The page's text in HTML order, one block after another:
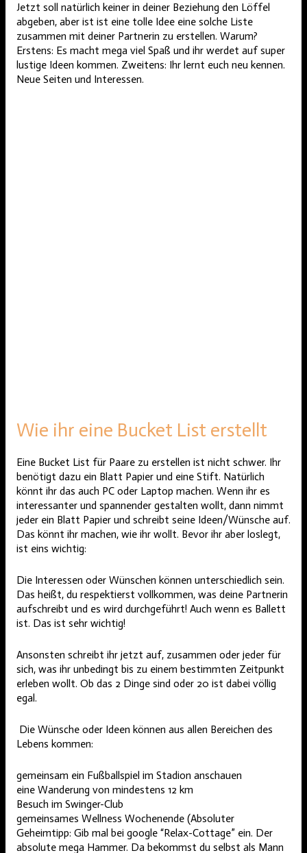
Jetzt soll natürlich keiner in deiner Beziehung den Löffel
abgeben, aber ist ist eine tolle Idee eine solche Liste
zusammen mit deiner Partnerin zu erstellen. Warum?
Erstens: Es macht mega viel Spaß und ihr werdet auf super
lustige Ideen kommen. Zweitens: Ihr lernt euch neu kennen.
Neue Seiten und Interessen.
Wie ihr eine Bucket List erstellt
Eine Bucket List für Paare zu erstellen ist nicht schwer. Ihr
benötigt dazu ein Blatt Papier und eine Stift. Natürlich
könnt ihr das auch PC oder Laptop machen. Wenn ihr es
interessanter und spannender gestalten wollt, dann nimmt
jeder ein Blatt Papier und schreibt seine Ideen/Wünsche auf.
Das könnt ihr machen, wie ihr wollt. Bevor ihr aber loslegt,
ist eins wichtig:
Die Interessen oder Wünschen können unterschiedlich sein.
Das heißt, du respektierst vollkommen, was deine Partnerin
aufschreibt und es wird durchgeführt! Auch wenn es Ballett
ist. Das ist sehr wichtig!
Ansonsten schreibt ihr jetzt auf, zusammen oder jeder für
sich, was ihr unbedingt bis zu einem bestimmten Zeitpunkt
erleben wollt. Ob das 2 Dinge sind oder 20 ist dabei völlig
egal.
Die Wünsche oder Ideen können aus allen Bereichen des
Lebens kommen:
gemeinsam ein Fußballspiel im Stadion anschauen
eine Wanderung von mindestens 12 km
Besuch im Swinger-Club
gemeinsames Wellness Wochenende (Absoluter
Geheimtipp: Gib mal bei google “Relax-Cottage” ein. Der
absolute mega Hammer. Da bekommst du selbst als Mann